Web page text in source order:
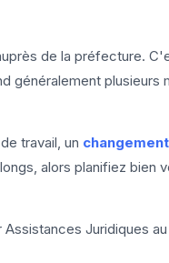
de la préfecture.
généralement plusieurs
travail, un
alors planifiez bien
Juridiques au